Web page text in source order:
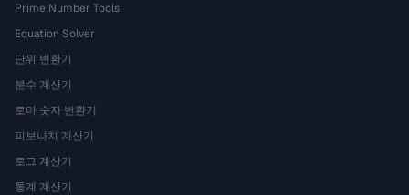
Prime Number Tools
Equation Solver
단위 변환기
분수 계산기
로마 숫자 변환기
피보나치 계산기
로그 계산기
통계 계산기